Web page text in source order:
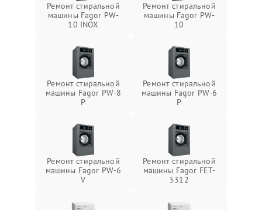
Ремонт стиральной
машины Fagor PW-
10 INOX
Ремонт стиральной
машины Fagor PW-
10
Ремонт стиральной
машины Fagor PW-8
P
Ремонт стиральной
машины Fagor PW-6
P
Ремонт стиральной
машины Fagor PW-6
V
Ремонт стиральной
машины Fagor FET-
5312